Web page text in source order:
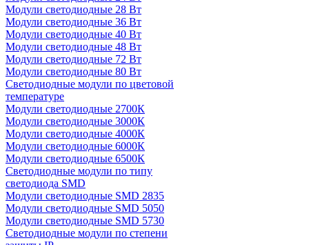
Модули светодиодные 28 Вт
Модули светодиодные 36 Вт
Модули светодиодные 40 Вт
Модули светодиодные 48 Вт
Модули светодиодные 72 Вт
Модули светодиодные 80 Вт
Светодиодные модули по цветовой
температуре
Модули светодиодные 2700К
Модули светодиодные 3000К
Модули светодиодные 4000К
Модули светодиодные 6000К
Модули светодиодные 6500К
Светодиодные модули по типу
светодиода SMD
Модули светодиодные SMD 2835
Модули светодиодные SMD 5050
Модули светодиодные SMD 5730
Светодиодные модули по степени